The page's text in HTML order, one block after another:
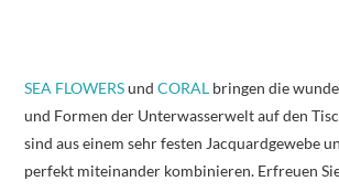
SEA FLOWERSundCORAL bringen die
und Formen der Unterwasserwelt auf den
sind aus einem sehr festen Jacquardgewebe
perfekt miteinander kombinieren. Erfreuen